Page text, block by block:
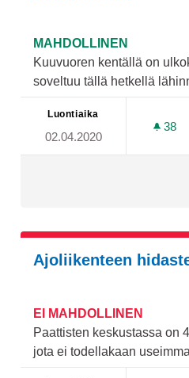
MAHDOLLINEN
Kuuvuoren kentällä on
soveltuu tällä hetkellä
Luontiaika
02.04.2020
38
Ajoliikenteen
EI MAHDOLLINEN
Paattisten keskustassa on
jota ei todellakaan